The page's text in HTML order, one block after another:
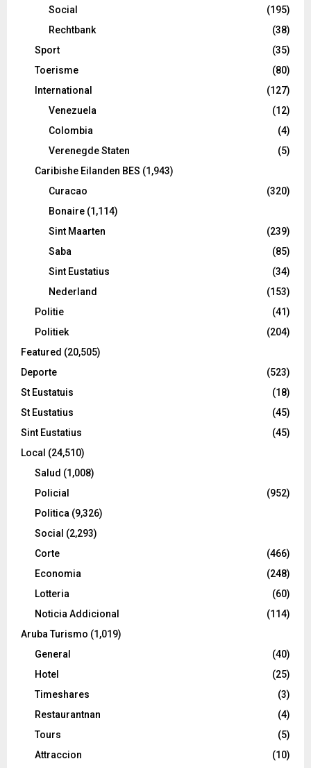
Social
(195)
Rechtbank
(38)
Sport
(35)
Toerisme
(80)
International
(127)
Venezuela
(12)
Colombia
(4)
Verenegde Staten
(5)
Caribishe Eilanden BES (1,943)
Curacao
(320)
Bonaire (1,114)
Sint Maarten
(239)
Saba
(85)
Sint Eustatius
(34)
Nederland
(153)
Politie
(41)
Politiek
(204)
Featured (20,505)
Deporte
(523)
St Eustatuis
(18)
St Eustatius
(45)
Sint Eustatius
(45)
Local (24,510)
Salud (1,008)
Policial
(952)
Politica (9,326)
Social (2,293)
Corte
(466)
Economia
(248)
Lotteria
(60)
Noticia Addicional
(114)
Aruba Turismo (1,019)
General
(40)
Hotel
(25)
Timeshares
(3)
Restaurantnan
(4)
Tours
(5)
Attraccion
(10)